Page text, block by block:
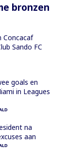
bronzen
Concacaf
Sando FC
goals en
in Leagues
na
aan